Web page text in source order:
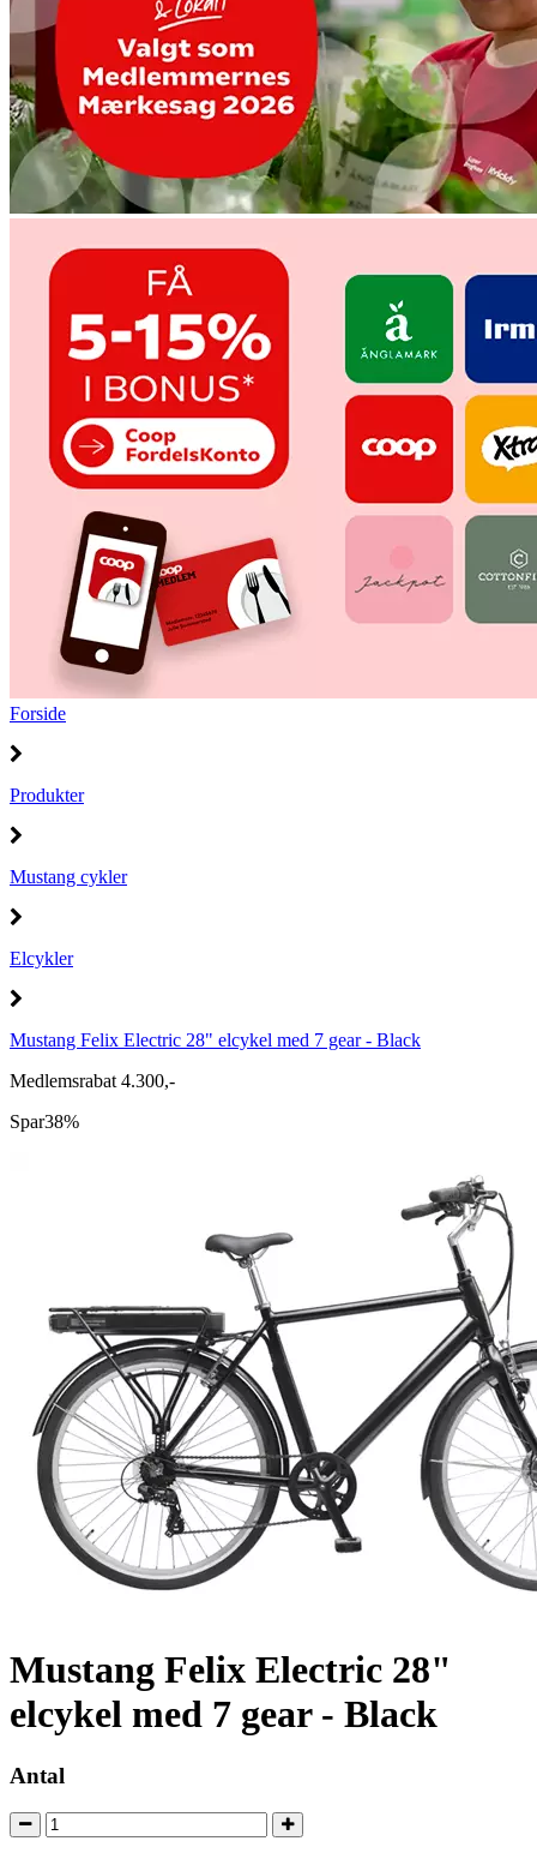
Forside
Produkter
Mustang cykler
Elcykler
Mustang Felix Electric 28" elcykel med 7 gear - Black
Medlemsrabat 4.300,-
Spar38%
Mustang Felix Electric 28"
elcykel med 7 gear - Black
Antal